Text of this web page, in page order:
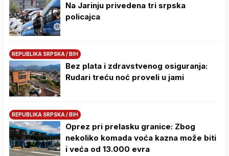
Na Јarinju privedena tri srpska
policajca
REPUBLIKA SRPSKA / BIH
Bez plata i zdravstvenog osiguranja:
Rudari treću noć proveli u jami
REPUBLIKA SRPSKA / BIH
Oprez pri prelasku granice: Zbog
nekoliko komada voća kazna može biti
i veća od 13.000 evra